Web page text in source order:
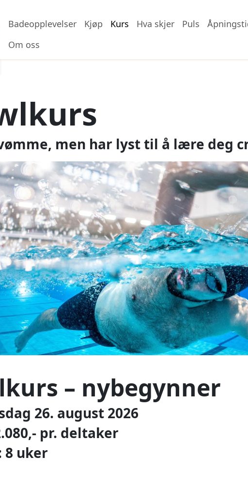
Badeopplevelser
Kjøp Kurs Hva skjer Puls
Om oss
men har lyst til å lære deg
– nybegynner
26. august 2026
pr. deltaker
8 uker